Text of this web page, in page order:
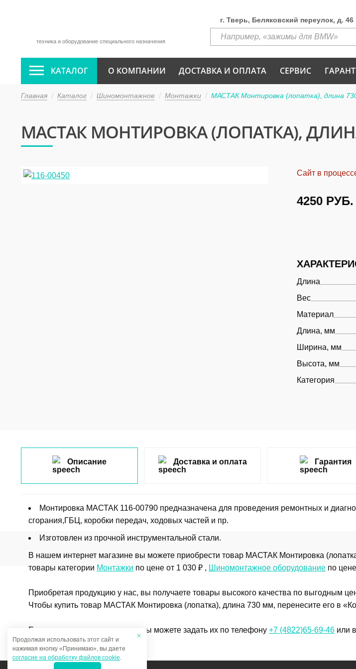
техника и оборудование специального назначения
г. Тверь, Беляковский переулок, д. 46
КАТАЛОГ О КОМПАНИИ ДОСТАВКА И ОПЛАТА СЕРВИС
Главная Каталог Шиномонтажное Монтажки МАСТАК Монтировка (лопатка), длина
МАСТАК МОНТИРОВКА (ЛОПАТКА),
Сайт в
4250 РУБ.
Длина
Вес
Материал
Длина, мм
Ширина, мм
Высота, мм
Категория
Описание
Монтировка МАСТАК 116-00790 предназначена для проведения ремонтных и
сгорания,ГБЦ, коробки передач, ходовых частей и пр.
Изготовлен из прочной инструментальной стали.
В нашем интернет магазине вы можете приобрести товар МАСТАК Монтировка
товары категории Монтажки по цене от 1 030 ₽ , Шиномонтажное оборудование по
Приобретая продукцию у нас, вы получаете товары высокого качества по выгодным
Чтобы купить товар МАСТАК Монтировка (лопатка), длина 730 мм, перенесите его в
Если у вас остались вопросы, вы можете задать их по телефону +7 (4822)65-69-46 или
Доставка и оплата Гарантия
Продолжая использовать этот сайт и
нажимая кнопку «Принимаю», вы даете
согласие на обработку файлов cookie.